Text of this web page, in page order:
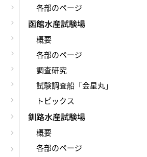
各部のページ
函館水産試験場
概要
各部のページ
調査研究
試験調査船「金星丸」
トピックス
釧路水産試験場
概要
各部のページ